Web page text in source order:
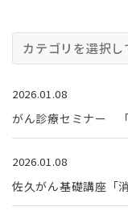
カテゴリを選択し
2026.01.08
がん診療セミナー 「
2026.01.08
佐久がん基礎講座「